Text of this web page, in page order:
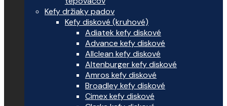
Kefy držiaky padov
Kefy diskové (kruhové)
Adiatek kefy diskové
Advance kefy diskové
Allclean kefy diskové
Altenburger kefy diskové
Amros kefy diskové
Broadley kefy diskové
Cimex kefy diskové